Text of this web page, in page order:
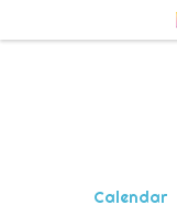
Calendar